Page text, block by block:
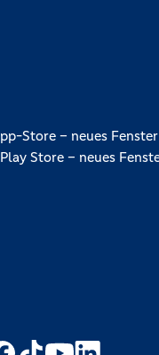
https://https://